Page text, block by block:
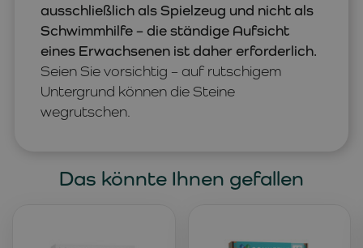
ausschließlich als Spielzeug und nicht als
Schwimmhilfe – die ständige Aufsicht
eines Erwachsenen ist daher erforderlich.
Seien Sie vorsichtig – auf rutschigem
Untergrund können die Steine
wegrutschen.
Das könnte Ihnen gefallen